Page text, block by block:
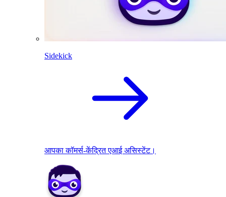
Sidekick
आपका कॉमर्स-केंद्रित एआई असिस्टेंट।